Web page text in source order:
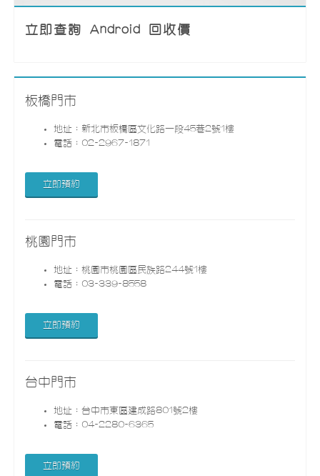
立即查詢 Android 回收價
板橋門市
地址：新北市板橋區文化路一段45巷2號1樓
電話：02-2967-1871
立即預約
桃園門市
地址：桃園市桃園區民族路244號1樓
電話：03-339-8558
立即預約
台中門市
地址：台中市東區建成路801號2樓
電話：04-2280-6365
立即預約